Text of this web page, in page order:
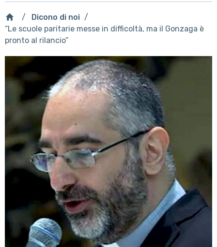
Dicono di noi
“Le scuole paritarie messe in difficoltà, ma il Gonzaga è
pronto al rilancio”